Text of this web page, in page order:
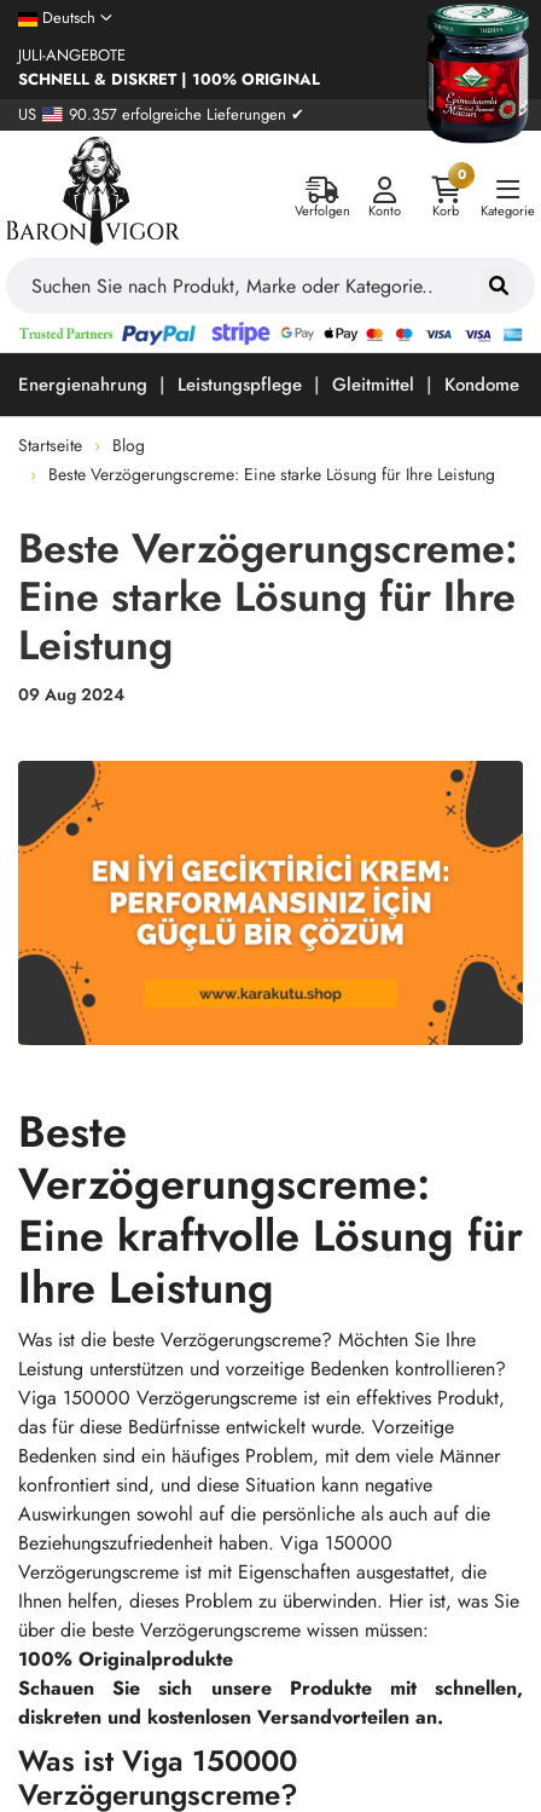
Deutsch
JULI-ANGEBOTE
SCHNELL & DISKRET | 100% ORIGINAL
US
90.357 erfolgreiche Lieferungen ✔
Verfolgen Konto
0
Korb
Kategorie
Energienahrung Leistungspflege Gleitmittel Kondome
Startseite
Blog
Beste Verzögerungscreme: Eine starke Lösung für Ihre Leistung
Beste Verzögerungscreme:
Eine starke Lösung für Ihre
Leistung
09 Aug 2024
Beste
Verzögerungscreme:
Eine kraftvolle Lösung für
Ihre Leistung
Was ist die beste Verzögerungscreme? Möchten Sie Ihre
Leistung unterstützen und vorzeitige Bedenken kontrollieren?
Viga 150000 Verzögerungscreme ist ein effektives Produkt,
das für diese Bedürfnisse entwickelt wurde. Vorzeitige
Bedenken sind ein häufiges Problem, mit dem viele Männer
konfrontiert sind, und diese Situation kann negative
Auswirkungen sowohl auf die persönliche als auch auf die
Beziehungszufriedenheit haben. Viga 150000
Verzögerungscreme ist mit Eigenschaften ausgestattet, die
Ihnen helfen, dieses Problem zu überwinden. Hier ist, was Sie
über die beste Verzögerungscreme wissen müssen:
100% Originalprodukte
Schauen Sie sich unsere Produkte mit schnellen,
diskreten und kostenlosen Versandvorteilen an.
Was ist Viga 150000
Verzögerungscreme?